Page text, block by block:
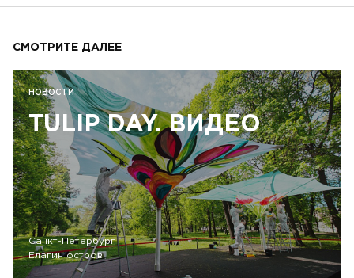
СМОТРИТЕ ДАЛЕЕ
НОВОСТИ
TULIP DAY. ВИДЕО
Санкт-Петербург
Елагин остров